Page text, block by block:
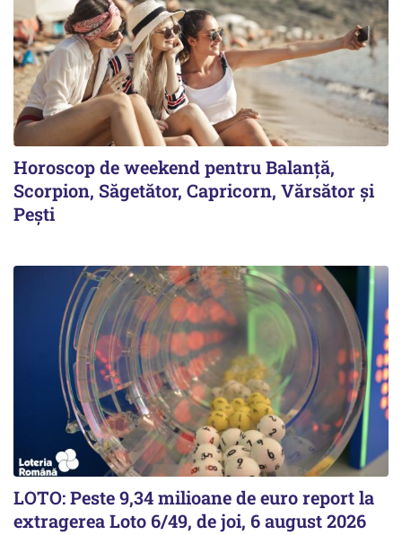
Horoscop de weekend pentru Balanță,
Scorpion, Săgetător, Capricorn, Vărsător și
Pești
LOTO: Peste 9,34 milioane de euro report la
extragerea Loto 6/49, de joi, 6 august 2026